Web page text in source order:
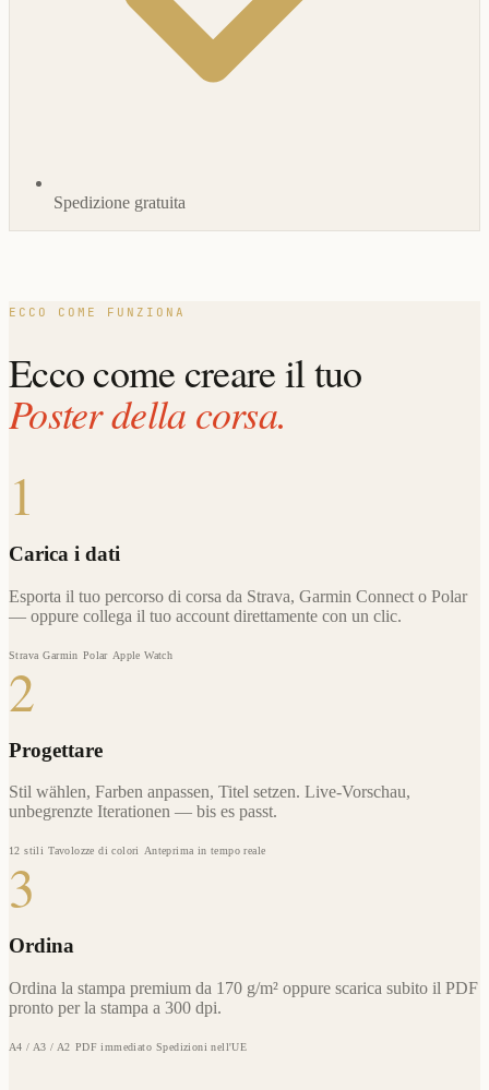
Spedizione gratuita
ECCO COME FUNZIONA
Ecco come creare il tuo
Poster della corsa.
1
Carica i dati
Esporta il tuo percorso di corsa da Strava, Garmin Connect o Polar
— oppure collega il tuo account direttamente con un clic.
Strava Garmin Polar Apple Watch
2
Progettare
Stil wählen, Farben anpassen, Titel setzen. Live-Vorschau,
unbegrenzte Iterationen — bis es passt.
12 stili Tavolozze di colori Anteprima in tempo reale
3
Ordina
Ordina la stampa premium da 170 g/m² oppure scarica subito il PDF
pronto per la stampa a 300 dpi.
A4 / A3 / A2 PDF immediato Spedizioni nell'UE